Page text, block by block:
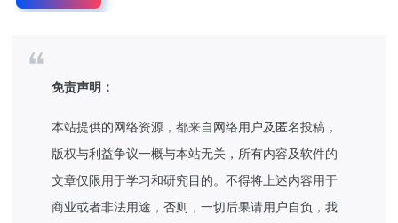
免责声明：
本站提供的网络资源，都来自网络用户及匿名投稿，
版权与利益争议一概与本站无关，所有内容及软件的
文章仅限用于学习和研究目的。不得将上述内容用于
商业或者非法用途，否则，一切后果请用户自负，我